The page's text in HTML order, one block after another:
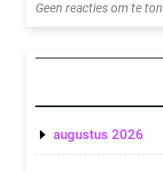
Geen reacties om te
augustus 2026